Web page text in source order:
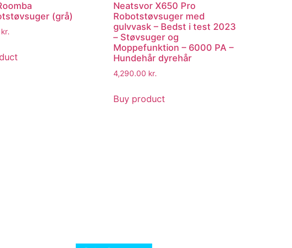
(grå)
kr.
Neatsvor X650 Pro
Robotstøvsuger med
gulvvask – Bedst i test 2023
– Støvsuger og
Moppefunktion – 6000 PA –
Hundehår dyrehår
4,290.00 kr.
Buy product